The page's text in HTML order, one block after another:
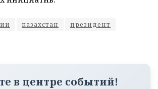
казахстан
президент
в центре событий!